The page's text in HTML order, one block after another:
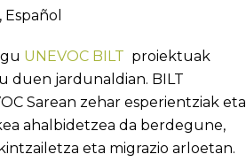
, Español
UNEVOC BILT proiektuak
duen jardunaldian. BILT
Sarean zehar esperientziak eta
ahalbidetzea da berdegune,
eta migrazio arloetan.